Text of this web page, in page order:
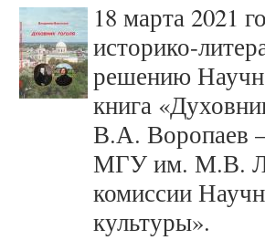
18 марта 2021
историко-
решению
книга
В.А. Воропаев
МГУ им. М.В.
комиссии
культуры».